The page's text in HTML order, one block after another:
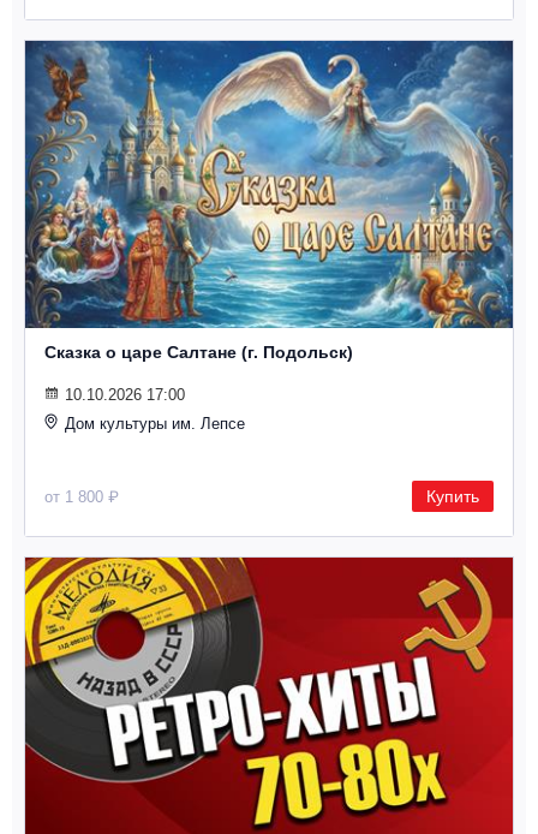
Металл
Сказка о царе Салтане (г. Подольск)
10.10.2026 17:00
Дом культуры им. Лепсе
от 1 800 ₽ Купить